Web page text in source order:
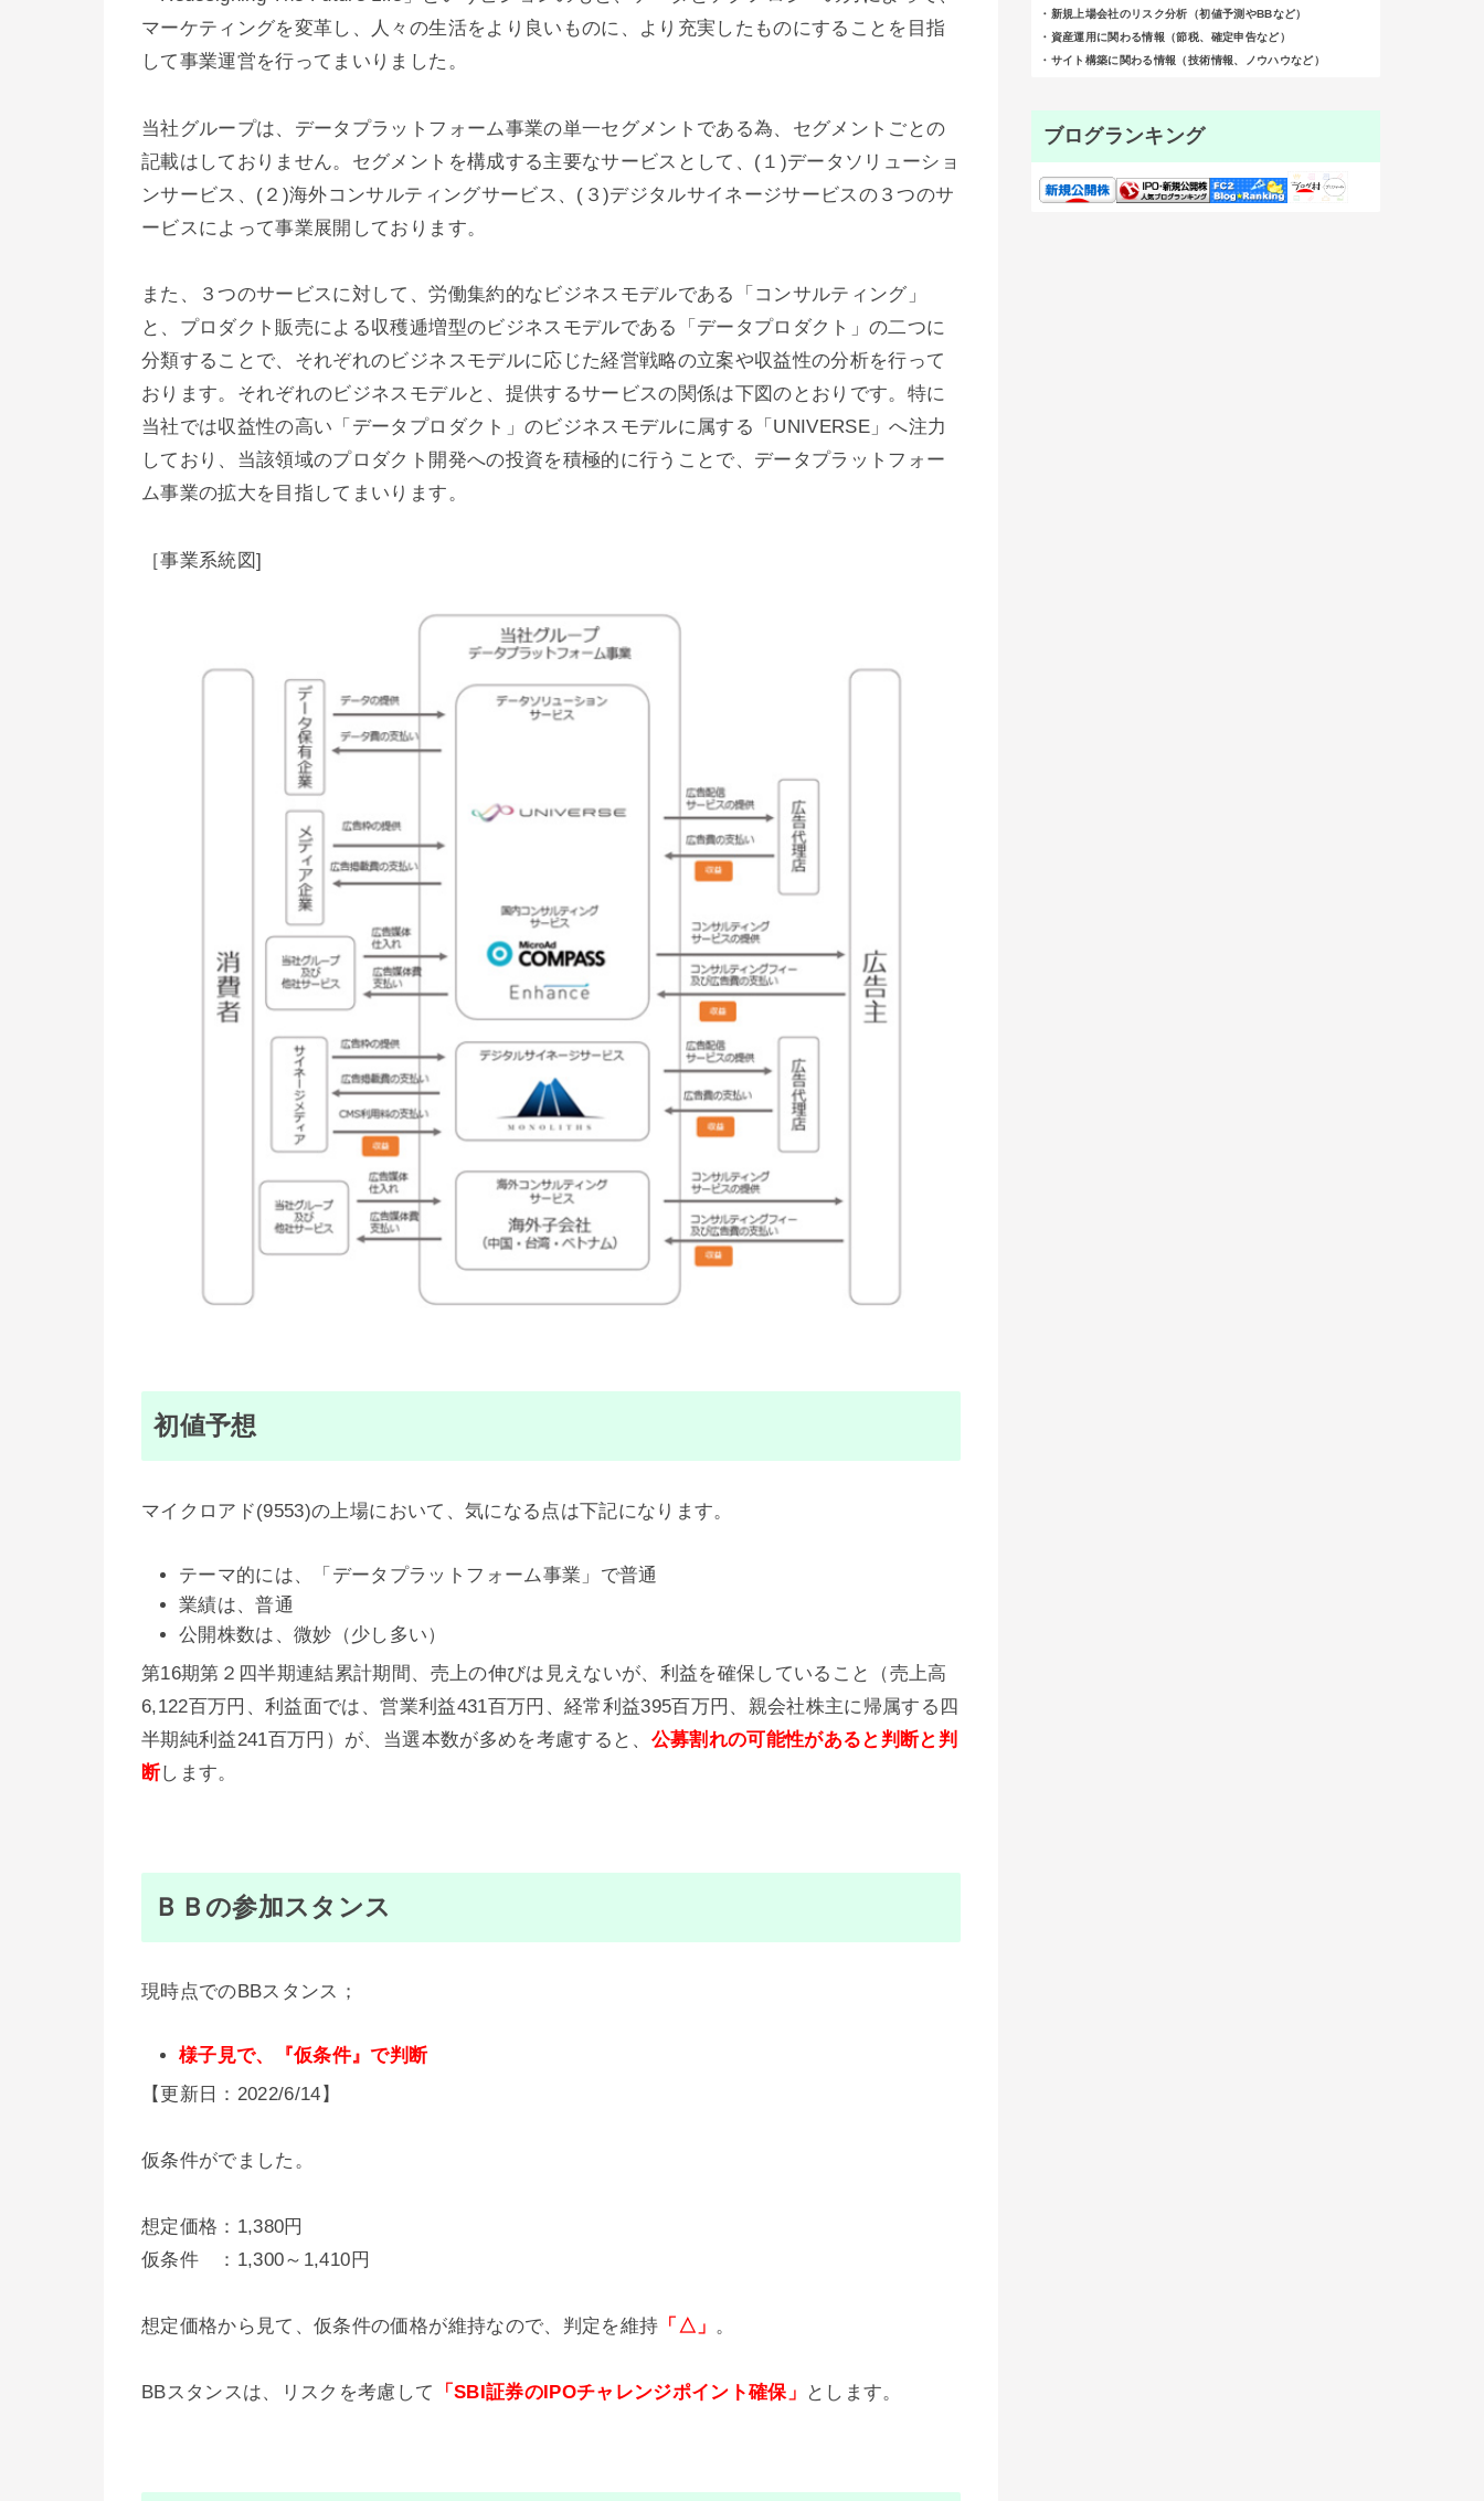
マーケティングを変革し、人々の生活をより良いものに、より充実したものにすることを目指
して事業運営を行ってまいりました。
当社グループは、データプラットフォーム事業の単一セグメントである為、セグメントごとの
記載はしておりません。セグメントを構成する主要なサービスとして、(１)データソリューショ
ンサービス、(２)海外コンサルティングサービス、(３)デジタルサイネージサービスの３つのサ
ービスによって事業展開しております。
また、３つのサービスに対して、労働集約的なビジネスモデルである「コンサルティング」
と、プロダクト販売による収穫逓増型のビジネスモデルである「データプロダクト」の二つに
分類することで、それぞれのビジネスモデルに応じた経営戦略の立案や収益性の分析を行って
おります。それぞれのビジネスモデルと、提供するサービスの関係は下図のとおりです。特に
当社では収益性の高い「データプロダクト」のビジネスモデルに属する「UNIVERSE」へ注力
しており、当該領域のプロダクト開発への投資を積極的に行うことで、データプラットフォー
ム事業の拡大を目指してまいります。
［事業系統図]
初値予想
マイクロアド(9553)の上場において、気になる点は下記になります。
テーマ的には、「データプラットフォーム事業」で普通
業績は、普通
公開株数は、微妙（少し多い）
第16期第２四半期連結累計期間、売上の伸びは見えないが、利益を確保していること（売上高
6,122百万円、利益面では、営業利益431百万円、経常利益395百万円、親会社株主に帰属する四
半期純利益241百万円）が、当選本数が多めを考慮すると、 公募割れの可能性があると判断と判
断します。
ＢＢの参加スタンス
現時点でのBBスタンス；
様子見で、『仮条件』で判断
【更新日：2022/6/14】
仮条件がでました。
想定価格：1,380円
仮条件 ：1,300～1,410円
想定価格から見て、仮条件の価格が維持なので、判定を維持 「△」 。
BBスタンスは、リスクを考慮して 「SBI証券のIPOチャレンジポイント確保」 とします。
・新規上場会社のリスク分析（初値予測やBBなど）
・資産運用に関わる情報（節税、確定申告など）
・サイト構築に関わる情報（技術情報、ノウハウなど）
ブログランキング